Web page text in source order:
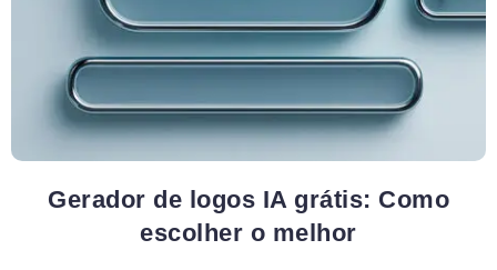
Gerador de logos IA grátis: Como
escolher o melhor